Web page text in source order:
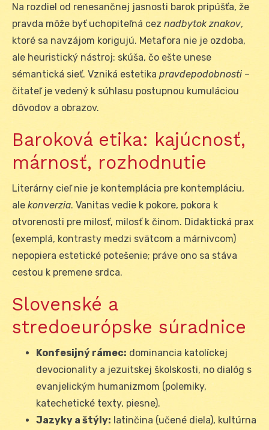
Na rozdiel od renesančnej jasnosti barok pripúšťa, že
pravda môže byť uchopiteľná cez nadbytok znakov,
ktoré sa navzájom korigujú. Metafora nie je ozdoba,
ale heuristický nástroj: skúša, čo ešte unese
sémantická sieť. Vzniká estetika pravdepodobnosti –
čitateľ je vedený k súhlasu postupnou kumuláciou
dôvodov a obrazov.
Baroková etika: kajúcnosť,
márnosť, rozhodnutie
Literárny cieľ nie je kontemplácia pre kontempláciu,
ale konverzia. Vanitas vedie k pokore, pokora k
otvorenosti pre milosť, milosť k činom. Didaktická prax
(exemplá, kontrasty medzi svätcom a márnivcom)
nepopiera estetické potešenie; práve ono sa stáva
cestou k premene srdca.
Slovenské a
stredoeurópske súradnice
Konfesijný rámec: dominancia katolíckej
devocionality a jezuitskej školskosti, no dialóg s
evanjelickým humanizmom (polemiky,
katechetické texty, piesne).
Jazyky a štýly: latinčina (učené diela), kultúrna